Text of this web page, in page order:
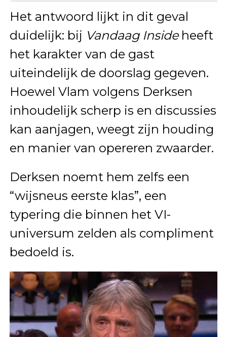
Het antwoord lijkt in dit geval
duidelijk: bij Vandaag Insideheeft
het karakter van de gast
uiteindelijk de doorslag gegeven.
Hoewel Vlam volgens Derksen
inhoudelijk scherp is en discussies
kan aanjagen, weegt zijn houding
en manier van opereren zwaarder.
Derksen noemt hem zelfs een
“wijsneus eerste klas”, een
typering die binnen het VI-
universum zelden als compliment
bedoeld is.